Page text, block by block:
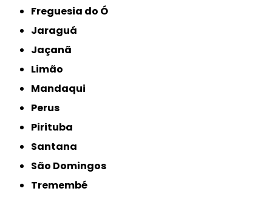
Freguesia do Ó
Jaraguá
Jaçanã
Limão
Mandaqui
Perus
Pirituba
Santana
São Domingos
Tremembé